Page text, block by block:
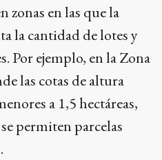
en las que la
la cantidad de lotes y
Por ejemplo, en la Zona
las cotas de altura
a 1,5 hectáreas,
permiten parcelas